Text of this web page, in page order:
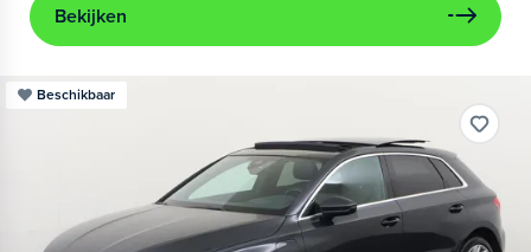
Bekijken
Beschikbaar